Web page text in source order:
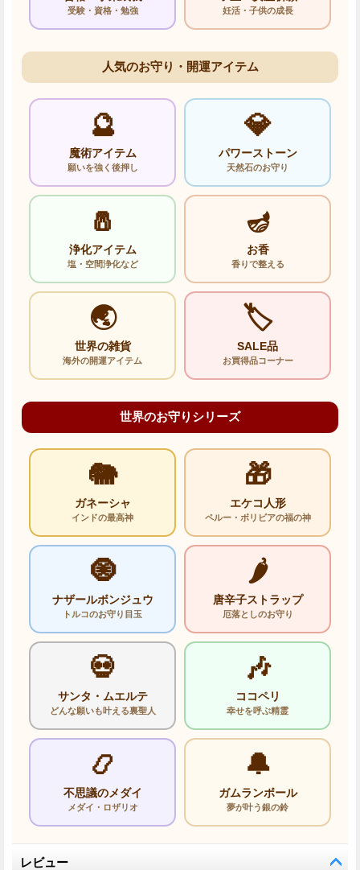
受験・資格・勉強 妊活・子供の成長
人気のお守り・開運アイテム
🔮
魔術アイテム
願いを強く後押し
💎
パワーストーン
天然石のお守り
🧂
浄化アイテム
塩・空間浄化など
🪔
お香
香りで整える
🌏
世界の雑貨
海外の開運アイテム
🏷️
SALE品
お買得品コーナー
世界のお守りシリーズ
🐘
ガネーシャ
インドの最高神
🎁
エケコ人形
ペルー・ボリビアの福の神
🧿
ナザールボンジュウ
トルコのお守り目玉
🌶️
唐辛子ストラップ
厄落としのお守り
💀
サンタ・ムエルテ
どんな願いも叶える裏聖人
🎶
ココペリ
幸せを呼ぶ精霊
📿
不思議のメダイ
メダイ・ロザリオ
🔔
ガムランボール
夢が叶う銀の鈴
レビュー